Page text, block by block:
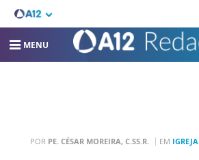
MENU
POR PE. CÉSAR MOREIRA, C.SS.R. EM IGREJA